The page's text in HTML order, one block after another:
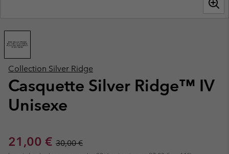
Collection Silver Ridge
Casquette Silver Ridge™ IV
Unisexe
Sale price:
21,00 € Regular price:
30,00 €